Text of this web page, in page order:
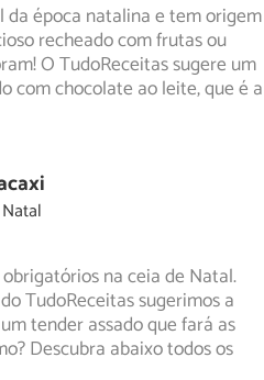
época natalina e tem origem
recheado com frutas ou
O TudoReceitas sugere um
com chocolate ao leite, que é a
na ceia de Natal.
TudoReceitas sugerimos a
tender assado que fará as
Descubra abaixo todos os